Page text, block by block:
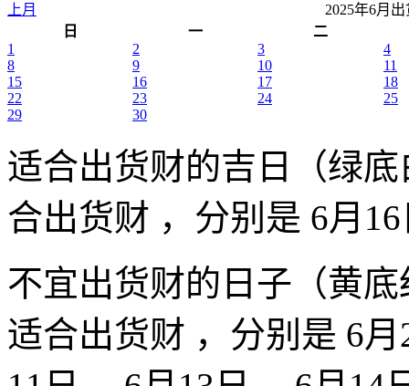
上月
2025年6月
日
一
二
1
2 3
4
8
9 10
11
15
16 17
18
22
23 24
25
29
30
适合出货财的吉日（绿底
合出货财 ，分别是 6月
不宜出货财的日子（黄底
适合出货财 ，分别是 6